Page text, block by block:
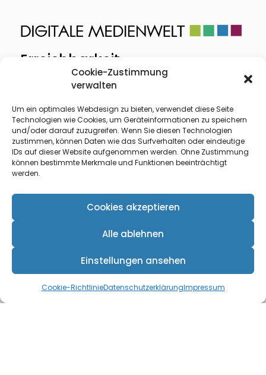
Cookie-Zustimmung
verwalten
Um ein optimales Webdesign zu bieten, verwendet diese Seite
Technologien wie Cookies, um Geräteinformationen zu speichern
und/oder darauf zuzugreifen. Wenn Sie diesen Technologien
zustimmen, können Daten wie das Surfverhalten oder eindeutige
IDs auf dieser Website aufgenommen werden. Ohne Zustimmung
können bestimmte Merkmale und Funktionen beeinträchtigt
werden.
Cookies akzeptieren
Alle ablehnen
Einstellungen ansehen
Cookie-RichtlinieDatenschutzerklärungImpressum
Erreichbarkeit
Montag 9.00 – 18.00 Uhr
Adresse
Löwengasse 27 B
60385 Frankfurt am Main